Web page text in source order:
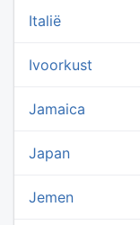
Italië
Ivoorkust
Jamaica
Japan
Jemen